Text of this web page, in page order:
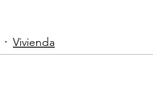
Vivienda